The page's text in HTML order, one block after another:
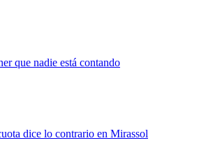
que nadie está contando
dice lo contrario en Mirassol